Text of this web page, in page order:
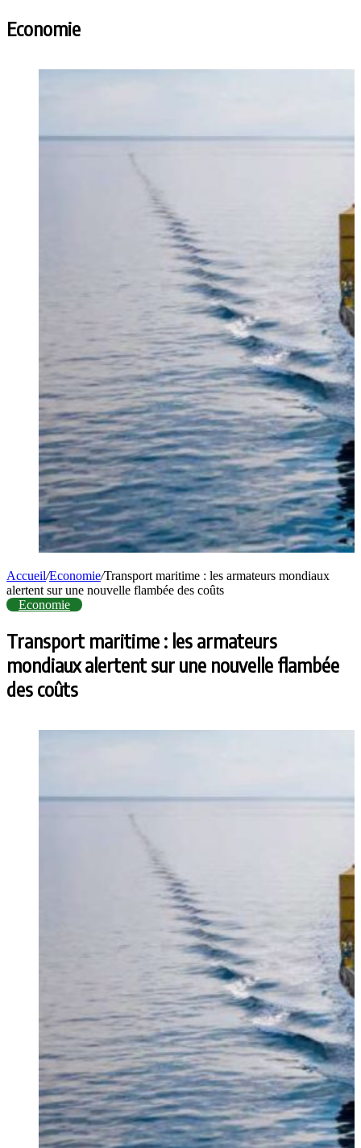
Economie
Accueil/Economie/Transport maritime : les armateurs mondiaux
alertent sur une nouvelle flambée des coûts
Economie
Transport maritime : les armateurs
mondiaux alertent sur une nouvelle flambée
des coûts